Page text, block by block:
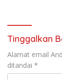
Tinggalkan
Alamat email
ditandai *